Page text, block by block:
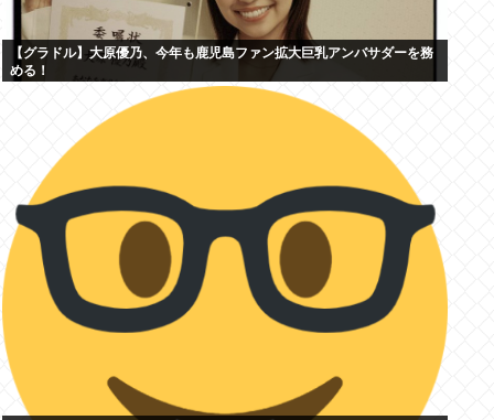
【グラドル】大原優乃、今年も鹿児島ファン拡大巨乳アンバサダーを務
める！